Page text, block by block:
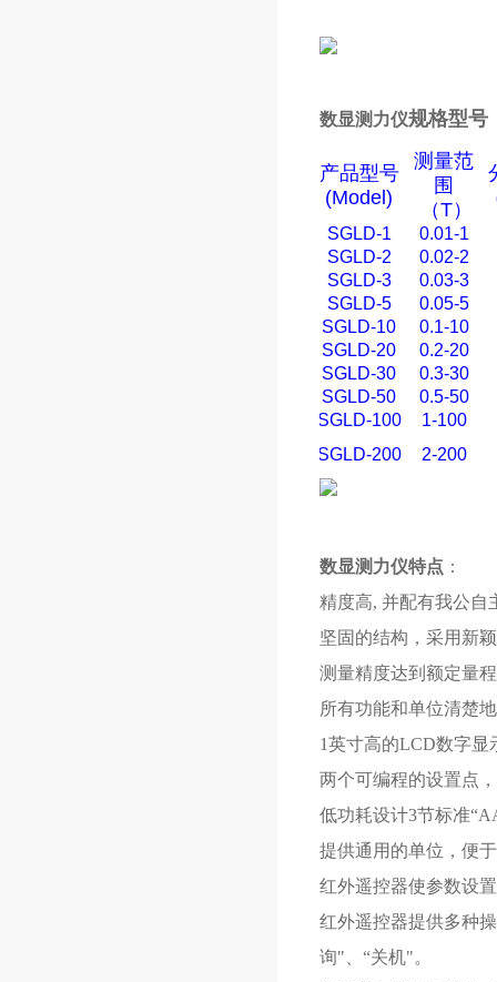
数显测力仪规格型号
产品型号
(Model)
测量范
围
（T）
SGLD-1
0.01-1
SGLD-2
0.02-2
SGLD-3
0.03-3
SGLD-5
0.05-5
SGLD-10
0.1-10
SGLD-20
0.2-20
SGLD-30
0.3-30
SGLD-50
0.5-50
SGLD-100
1-100
SGLD-200
2-200
数显测力仪特点 ：
精度高, 并配有我公自
坚固的结构，采用新
测量精度达到额定量
所有功能和单位清楚
1英寸高的LCD数字
两个可编程的设置点
低功耗设计3节标准
提供通用的单位，便
红外遥控器使参数设
红外遥控器提供多种
询"、“关机"。